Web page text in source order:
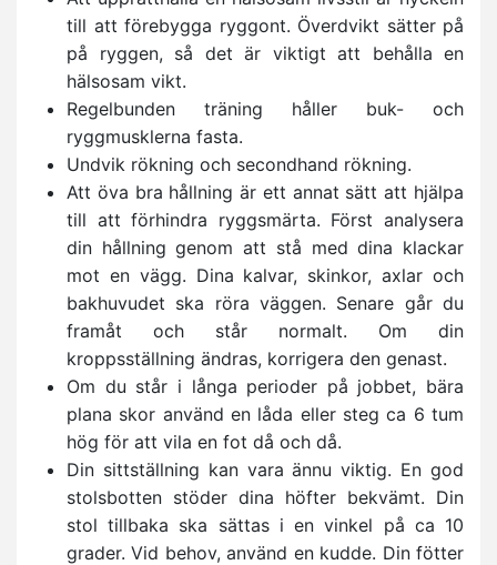
till att förebygga ryggont. Överdvikt sätter på
på ryggen, så det är viktigt att behålla en
hälsosam vikt.
Regelbunden träning håller buk- och
ryggmusklerna fasta.
Undvik rökning och secondhand rökning.
Att öva bra hållning är ett annat sätt att hjälpa
till att förhindra ryggsmärta. Först analysera
din hållning genom att stå med dina klackar
mot en vägg. Dina kalvar, skinkor, axlar och
bakhuvudet ska röra väggen. Senare går du
framåt och står normalt. Om din
kroppsställning ändras, korrigera den genast.
Om du står i långa perioder på jobbet, bära
plana skor använd en låda eller steg ca 6 tum
hög för att vila en fot då och då.
Din sittställning kan vara ännu viktig. En god
stolsbotten stöder dina höfter bekvämt. Din
stol tillbaka ska sättas i en vinkel på ca 10
grader. Vid behov, använd en kudde. Din fötter